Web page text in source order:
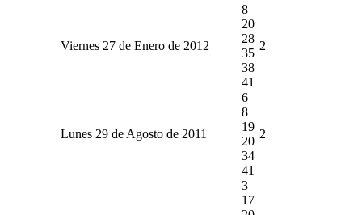
Viernes 27 de Enero de 2012
8
20
28
35
38
41
2
Lunes 29 de Agosto de 2011
6
8
19
20
34
41
2
3
17